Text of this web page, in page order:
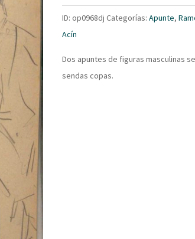
ID:op0968dj Categorías:Apunte,
Acín
Dos apuntes de figuras masculinas
sendas copas.